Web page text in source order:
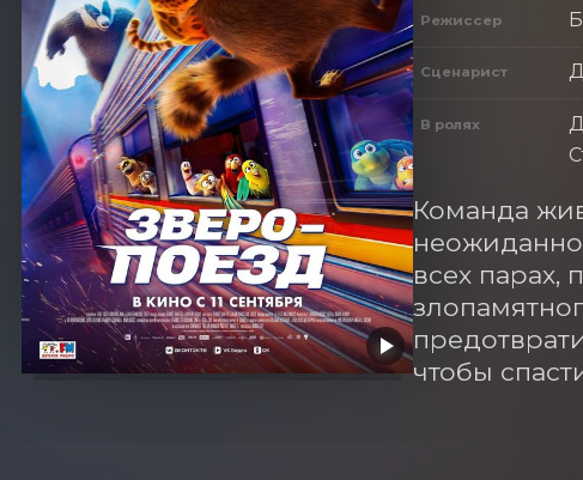
Режиссер
Сценарист
В ролях
Команда
неожиданно
всех
чтобы